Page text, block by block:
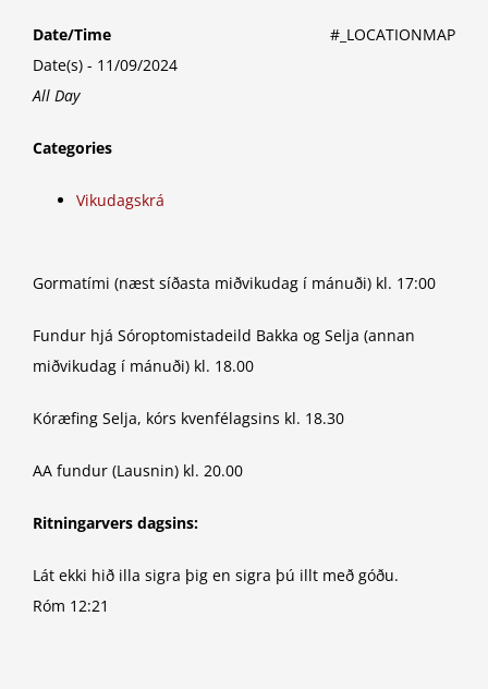
#_LOCATIONMAP
Date/Time
Date(s) - 11/09/2024
All Day
Categories
Vikudagskrá
Gormatími (næst síðasta miðvikudag í mánuði) kl. 17:00
Fundur hjá Sóroptomistadeild Bakka og Selja (annan
miðvikudag í mánuði) kl. 18.00
Kóræfing Selja, kórs kvenfélagsins kl. 18.30
AA fundur (Lausnin) kl. 20.00
Ritningarvers dagsins:
Lát ekki hið illa sigra þig en sigra þú illt með góðu.
Róm 12:21